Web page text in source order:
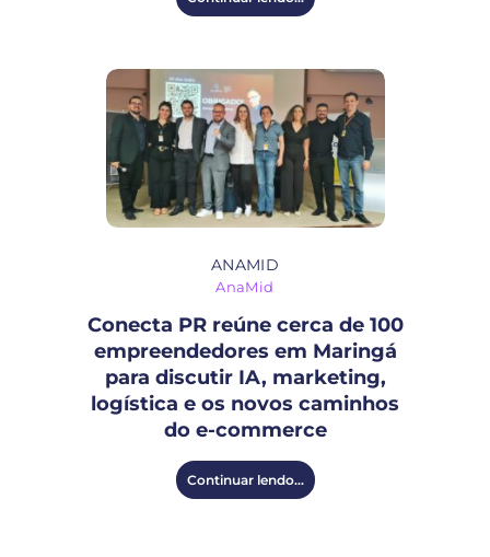
ANAMID
AnaMid
Conecta PR reúne cerca de 100
empreendedores em Maringá
para discutir IA, marketing,
logística e os novos caminhos
do e-commerce
Continuar lendo...